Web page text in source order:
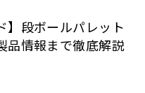
】段ボールパレット
品情報まで徹底解説